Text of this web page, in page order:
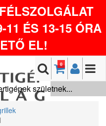
11 ÉS 13-15 ÓRA
EL!
0
születnek...